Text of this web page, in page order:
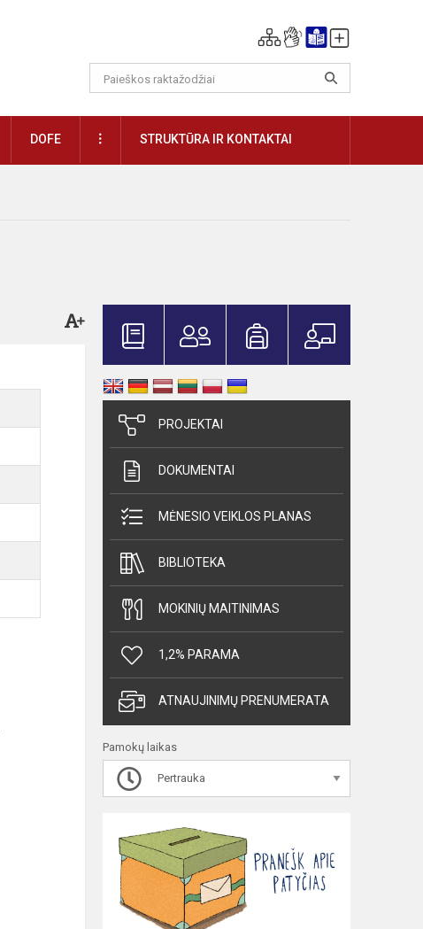
DOFE DAUGIAUSTRUKTŪRA IR KONTAKTAI
PROJEKTAI
DOKUMENTAI
MĖNESIO VEIKLOS PLANAS
BIBLIOTEKA
MOKINIŲ MAITINIMAS
1,2% PARAMA
ATNAUJINIMŲ PRENUMERATA
Pamokų laikas
Pertrauka